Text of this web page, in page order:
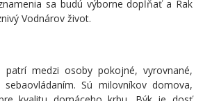
sa budú výborne dopĺňať a Rak
Vodnárov život.
medzi osoby pokojné, vyrovnané,
Sú milovníkov domova,